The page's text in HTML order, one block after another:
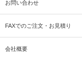
お問い合わせ
FAXでのご注文・お見積り
会社概要